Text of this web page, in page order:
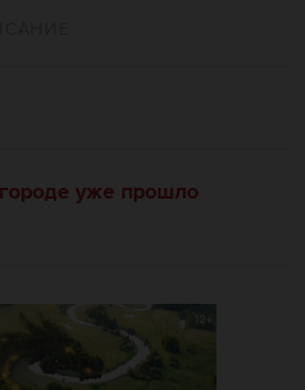
уже прошло